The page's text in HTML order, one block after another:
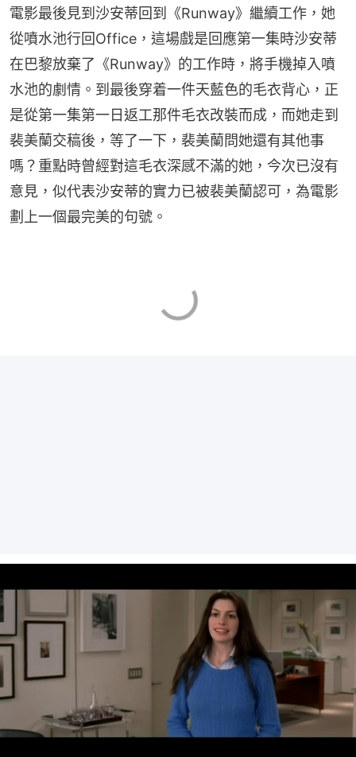
電影最後見到沙安蒂回到《Runway》繼續工作，她
從噴水池行回Office，這場戲是回應第一集時沙安蒂
在巴黎放棄了《Runway》的工作時，將手機掉入噴
水池的劇情。到最後穿着一件天藍色的毛衣背心，正
是從第一集第一日返工那件毛衣改裝而成，而她走到
裴美蘭交稿後，等了一下，裴美蘭問她還有其他事
嗎？重點時曾經對這毛衣深感不滿的她，今次已沒有
意見，似代表沙安蒂的實力已被裴美蘭認可，為電影
劃上一個最完美的句號。